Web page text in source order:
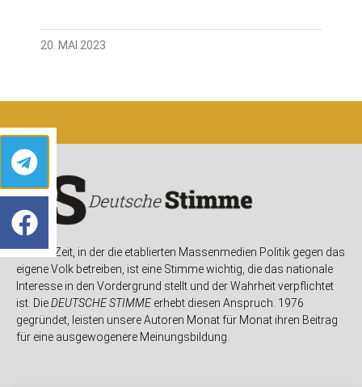
20. MAI 2023
In einer Zeit, in der die etablierten Massenmedien Politik gegen das
eigene Volk betreiben, ist eine Stimme wichtig, die das nationale
Interesse in den Vordergrund stellt und der Wahrheit verpflichtet
ist. DieDEUTSCHE STIMMEerhebt diesen Anspruch. 1976
gegründet, leisten unsere Autoren Monat für Monat ihren Beitrag
für eine ausgewogenere Meinungsbildung.